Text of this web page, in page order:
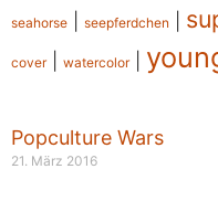
seahorse seepferdchen
cover| watercolor|
Popculture Wars
21. März 2016